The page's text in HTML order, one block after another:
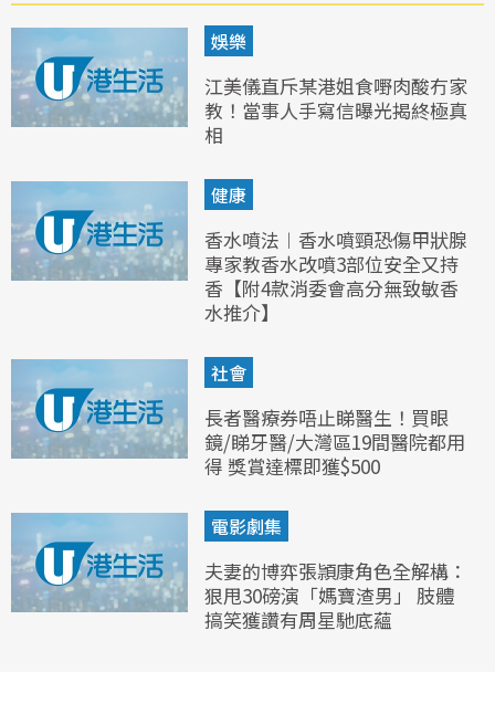
娛樂
江美儀直斥某港姐食嘢肉酸冇家
教！當事人手寫信曝光揭終極真
相
健康
香水噴法︱香水噴頸恐傷甲狀腺
專家教香水改噴3部位安全又持
香【附4款消委會高分無致敏香
水推介】
社會
長者醫療券唔止睇醫生！買眼
鏡/睇牙醫/大灣區19間醫院都用
得 獎賞達標即獲$500
電影劇集
夫妻的博弈張頴康角色全解構：
狠甩30磅演「媽寶渣男」 肢體
搞笑獲讚有周星馳底蘊